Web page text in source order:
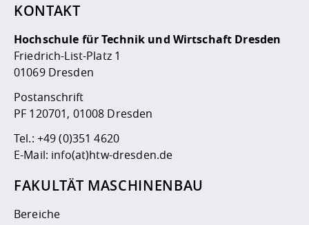
KONTAKT
Hochschule für Technik und Wirtschaft Dresden
Friedrich-List-Platz 1
01069 Dresden
Postanschrift
PF 120701, 01008 Dresden
Tel.: +49 (0)351 4620
E-Mail: info(at)htw-dresden.de
FAKULTÄT MASCHINENBAU
Bereiche